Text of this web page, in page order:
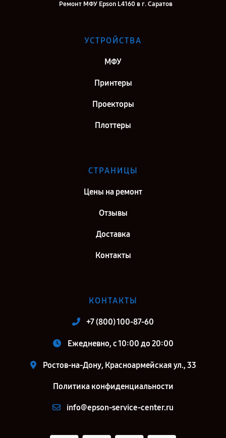
Ремонт МФУ Epson L4160 в г. Саратов
Ремонт МФУ Epson L4160 в г. Киров
УСТРОЙСТВА
МФУ
Принтеры
Проекторы
Плоттеры
СТРАНИЦЫ
Цены на ремонт
Отзывы
Доставка
Контакты
КОНТАКТЫ
+7 (800) 100-87-60
Ежедневно, с 10:00 до 20:00
Ростов-на-Дону, Красноармейская ул., 33
Политика конфиденциальности
info@epson-service-center.ru